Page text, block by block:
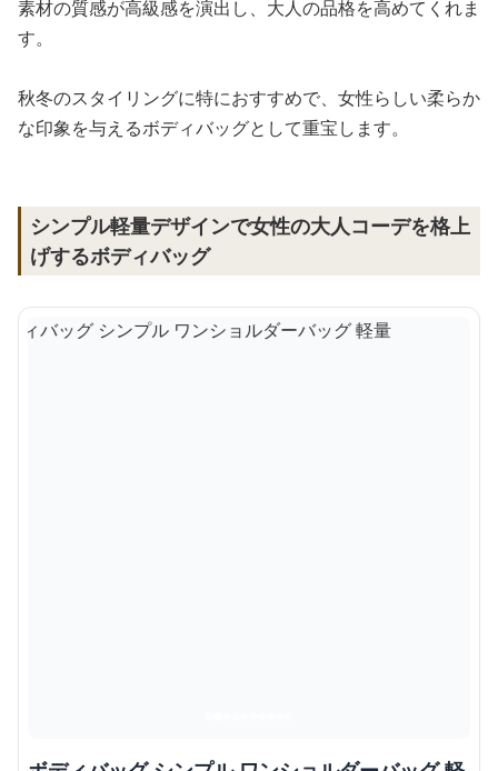
素材の質感が高級感を演出し、大人の品格を高めてくれま
す。
秋冬のスタイリングに特におすすめで、女性らしい柔らか
な印象を与えるボディバッグとして重宝します。
シンプル軽量デザインで女性の大人コーデを格上
げするボディバッグ